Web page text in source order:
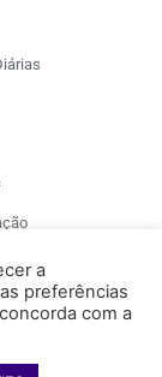
a
preferências
com a